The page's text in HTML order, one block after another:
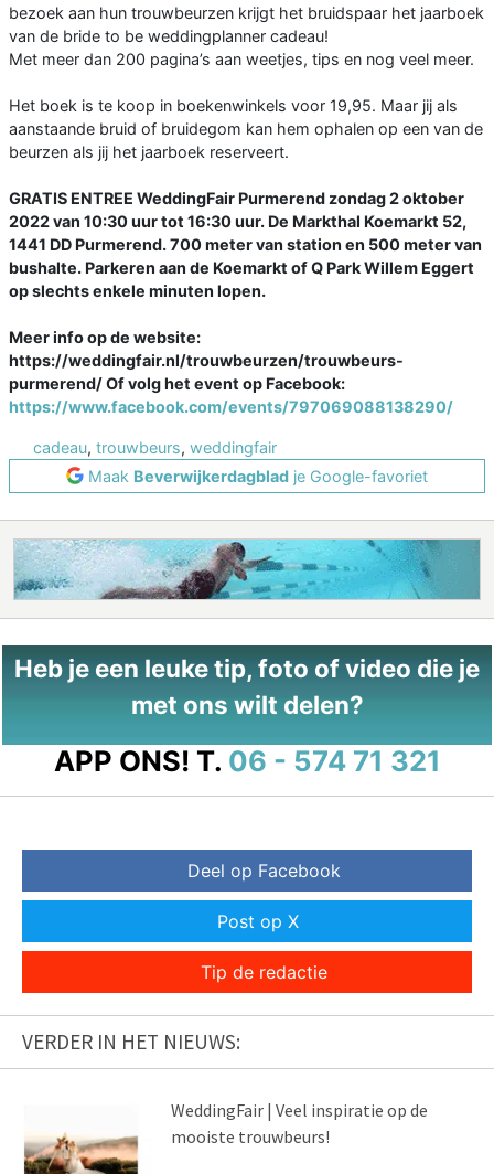
bezoek aan hun trouwbeurzen krijgt het bruidspaar het jaarboek
van de bride to be weddingplanner cadeau!
Met meer dan 200 pagina’s aan weetjes, tips en nog veel meer.
Het boek is te koop in boekenwinkels voor 19,95. Maar jij als
aanstaande bruid of bruidegom kan hem ophalen op een van de
beurzen als jij het jaarboek reserveert.
GRATIS ENTREE WeddingFair Purmerend zondag 2 oktober
2022 van 10:30 uur tot 16:30 uur. De Markthal Koemarkt 52,
1441 DD Purmerend. 700 meter van station en 500 meter van
bushalte. Parkeren aan de Koemarkt of Q Park Willem Eggert
op slechts enkele minuten lopen.
Meer info op de website:
https://weddingfair.nl/trouwbeurzen/trouwbeurs-
purmerend/ Of volg het event op Facebook:
https://www.facebook.com/events/797069088138290/
cadeau, trouwbeurs, weddingfair
Maak Beverwijkerdagblad je Google-favoriet
Heb je een leuke tip, foto of video die je
met ons wilt delen?
APP ONS! T. 06 - 574 71 321
Deel op Facebook
Post op X
Tip de redactie
VERDER IN HET NIEUWS:
WeddingFair | Veel inspiratie op de
mooiste trouwbeurs!